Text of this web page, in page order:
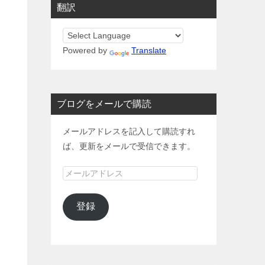
翻訳
Powered by Translate
ブログをメールで購読
メールアドレスを記入して購読すれ
ば、更新をメールで受信できます。
メ
ル
ア
登録